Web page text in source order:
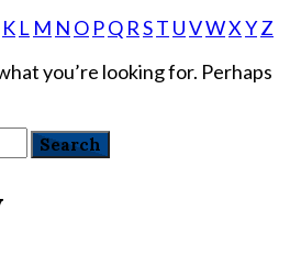
K L M N O PQ RST UVWXYZ
you’re looking for. Perhaps